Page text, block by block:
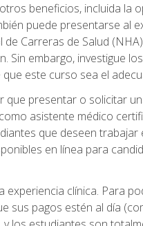
beneficios, incluida la
puede presentarse al
Carreras de Salud
Sin embargo, investigue
este curso sea el
presentar o solicitar
asistente médico
que deseen trabajar
en línea para
clínica. Para
sus pagos estén al día